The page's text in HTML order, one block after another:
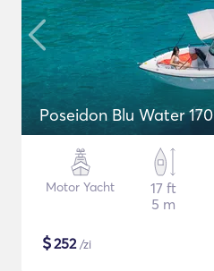
Poseidon Blu Water 170
Motor Yacht
17 ft
5 m
$252/zi